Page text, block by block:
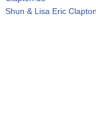
Shun & Lisa Eric